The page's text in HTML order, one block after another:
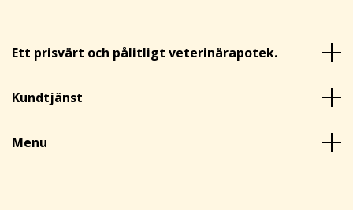
Ett prisvärt och pålitligt veterinärapotek.
Kundtjänst
Menu